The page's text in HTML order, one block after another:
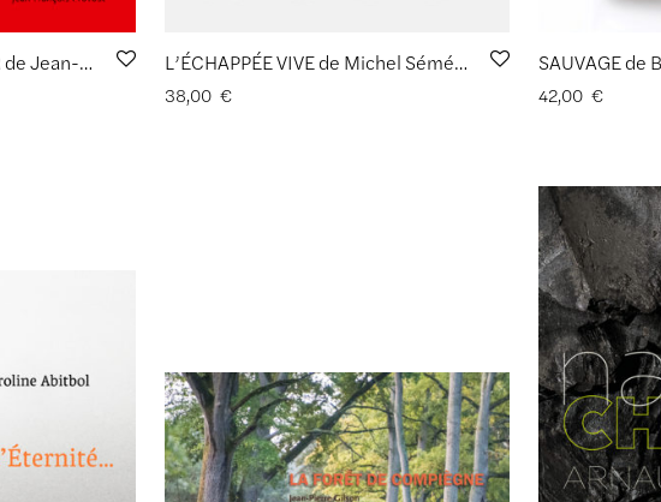
AU BOUT DE LA TUMEUR de Jean-François PROVOST L’ÉCHAPPÉE VIVE de Michel Séméniako et Louise L. Lambrichs
38,00 € 42,00 €